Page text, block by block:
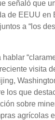
señaló que
de EEUU en
a “los
visita
los que
sobre
agrícolas